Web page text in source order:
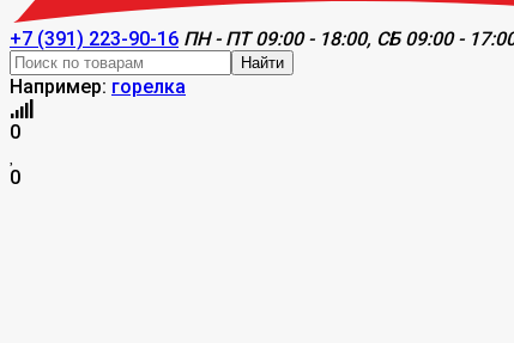
+7 (391) 223-90-16 ПН - ПТ 09:00 - 18:00, СБ 09:00 -
Найти
Например: горелка
0
0